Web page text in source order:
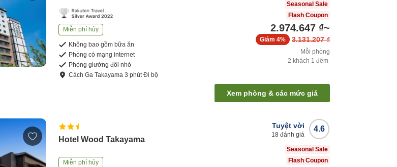
Miễn phí hủy
Không bao gồm bữa ăn
Phòng có mạng internet
Phòng giường đôi nhỏ
CáchGa Takayama3 phútĐi bộ
Seasonal Sale
Flash Coupon
2.974.647 ₫~
3.131.207 ₫
Giảm 4%
Mỗi phòng
2 khách 1 đêm
Xem phòng & các mức giá
Hotel Wood Takayama
Miễn phí hủy
4.6
Tuyệt vời
18 đánh giá
Seasonal Sale
Flash Coupon